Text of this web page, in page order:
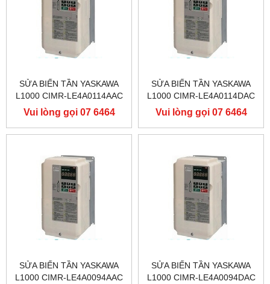
SỬA BIẾN TẦN YASKAWA
L1000 CIMR-LE4A0114AAC
400V 55KW, BIẾN TẦN
YASKAWA L1000
Vui lòng gọi 07 6464
9556
SỬA BIẾN TẦN YASKAWA
L1000 CIMR-LE4A0114DAC
400V 55KW, BIẾN TẦN
YASKAWA L1000
Vui lòng gọi 07 6464
9556
SỬA BIẾN TẦN YASKAWA
L1000 CIMR-LE4A0094AAC
SỬA BIẾN TẦN YASKAWA
L1000 CIMR-LE4A0094DAC